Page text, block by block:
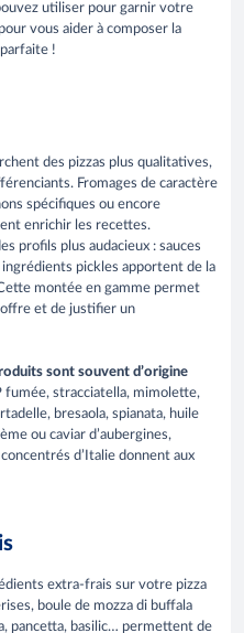
utiliser pour garnir votre
vous aider à composer la
!
des pizzas plus qualitatives,
Fromages de caractère
spécifiques ou encore
enrichir les recettes.
profils plus audacieux : sauces
pickles apportent de la
montée en gamme permet
et de justifier un
sont souvent d’origine
fumée, stracciatella, mimolette,
bresaola, spianata, huile
ou caviar d’aubergines,
d’Italie donnent aux
extra-frais sur votre pizza
boule de mozza di buffala
pancetta, basilic… permettent de